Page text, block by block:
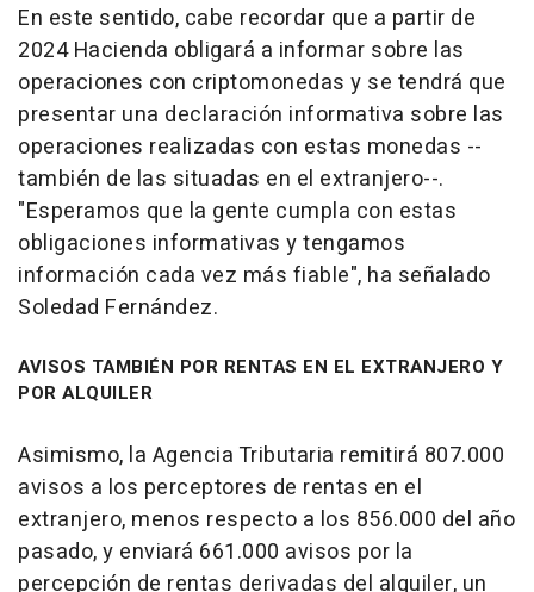
En este sentido, cabe recordar que a partir de
2024 Hacienda obligará a informar sobre las
operaciones con criptomonedas y se tendrá que
presentar una declaración informativa sobre las
operaciones realizadas con estas monedas --
también de las situadas en el extranjero--.
"Esperamos que la gente cumpla con estas
obligaciones informativas y tengamos
información cada vez más fiable", ha señalado
Soledad Fernández.
AVISOS TAMBIÉN POR RENTAS EN EL EXTRANJERO Y
POR ALQUILER
Asimismo, la Agencia Tributaria remitirá 807.000
avisos a los perceptores de rentas en el
extranjero, menos respecto a los 856.000 del año
pasado, y enviará 661.000 avisos por la
percepción de rentas derivadas del alquiler, un